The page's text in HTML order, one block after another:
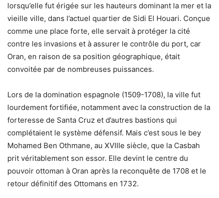
lorsqu’elle fut érigée sur les hauteurs dominant la mer et la
vieille ville, dans l’actuel quartier de Sidi El Houari. Conçue
comme une place forte, elle servait à protéger la cité
contre les invasions et à assurer le contrôle du port, car
Oran, en raison de sa position géographique, était
convoitée par de nombreuses puissances.
Lors de la domination espagnole (1509-1708), la ville fut
lourdement fortifiée, notamment avec la construction de la
forteresse de Santa Cruz et d’autres bastions qui
complétaient le système défensif. Mais c’est sous le bey
Mohamed Ben Othmane, au XVIIIe siècle, que la Casbah
prit véritablement son essor. Elle devint le centre du
pouvoir ottoman à Oran après la reconquête de 1708 et le
retour définitif des Ottomans en 1732.